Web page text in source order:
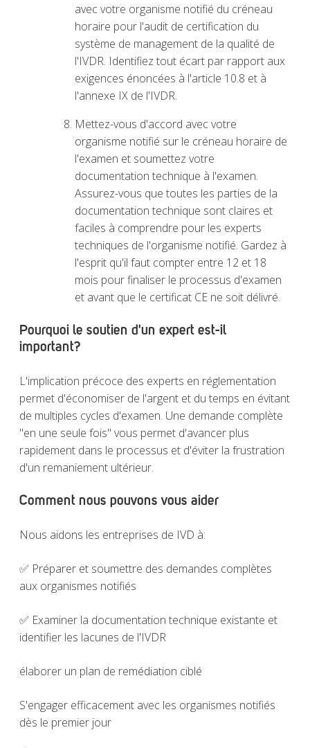
avec votre organisme notifié du créneau
horaire pour l'audit de certification du
système de management de la qualité de
l'IVDR. Identifiez tout écart par rapport aux
exigences énoncées à l'article 10.8 et à
l'annexe IX de l'IVDR.
Mettez-vous d'accord avec votre
organisme notifié sur le créneau horaire de
l'examen et soumettez votre
documentation technique à l'examen.
Assurez-vous que toutes les parties de la
documentation technique sont claires et
faciles à comprendre pour les experts
techniques de l'organisme notifié. Gardez à
l'esprit qu'il faut compter entre 12 et 18
mois pour finaliser le processus d'examen
et avant que le certificat CE ne soit délivré.
Pourquoi le soutien d'un expert est-il
important?
L'implication précoce des experts en réglementation
permet d'économiser de l'argent et du temps en évitant
de multiples cycles d'examen. Une demande complète
"en une seule fois" vous permet d'avancer plus
rapidement dans le processus et d'éviter la frustration
d'un remaniement ultérieur.
Comment nous pouvons vous aider
Nous aidons les entreprises de IVD à:
✅ Préparer et soumettre des demandes complètes
aux organismes notifiés
✅ Examiner la documentation technique existante et
identifier les lacunes de l'IVDR
élaborer un plan de remédiation ciblé
S'engager efficacement avec les organismes notifiés
dès le premier jour